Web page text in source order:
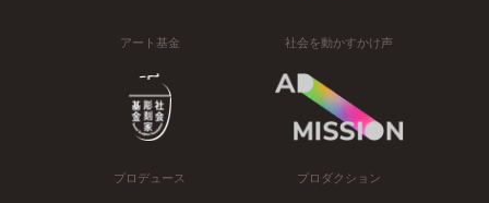
アート基金 社会を動かすかけ声
プロデュース プロダクション